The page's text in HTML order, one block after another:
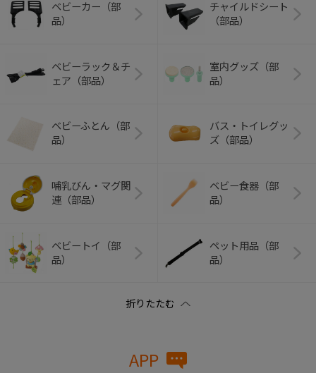
ベビーカー（部
品）
チャイルドシート
（部品）
ベビーラック＆チ
ェア（部品）
室内グッズ（部
品）
ベビーふとん（部
品）
バス・トイレグッ
ズ（部品）
哺乳びん・マグ関
連（部品）
ベビー食器（部
品）
ベビートイ（部
品）
ペット用品（部
品）
APP